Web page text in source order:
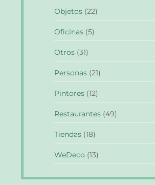
Objetos (22)
Oficinas (5)
Otros (31)
Personas (21)
Pintores (12)
Restaurantes (49)
Tiendas (18)
WeDeco (13)